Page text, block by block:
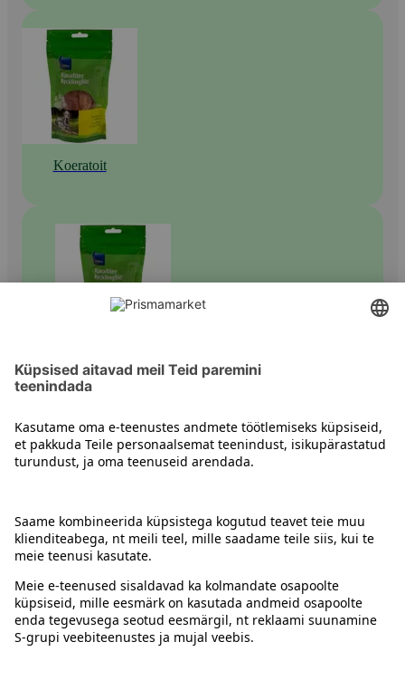
Koeratoit
Koerte ajaviitetooted ja maiused
Juhised
Tingimused